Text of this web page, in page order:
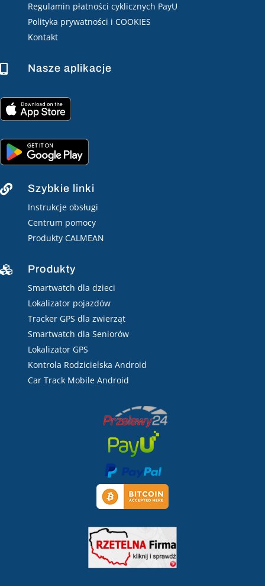
Regulamin płatności cyklicznych PayU
Polityka prywatności i COOKIES
Kontakt
 Nasze aplikacje
 Szybkie linki
Instrukcje obsługi
Centrum pomocy
Produkty CALMEAN
 Produkty
Smartwatch dla dzieci
Lokalizator pojazdów
Tracker GPS dla zwierząt
Smartwatch dla Seniorów
Lokalizator GPS
Kontrola Rodzicielska Android
Car Track Mobile Android